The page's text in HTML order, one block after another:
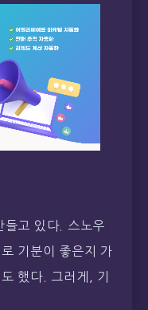
들고 있다. 스노우
기분이 좋은지 가
했다. 그러게, 기